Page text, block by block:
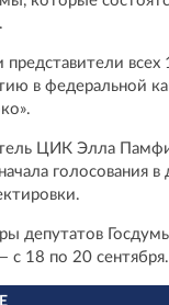
всех
в федеральной
ЦИК Элла
голосования
депутатов
с 18 по 20 сентября.